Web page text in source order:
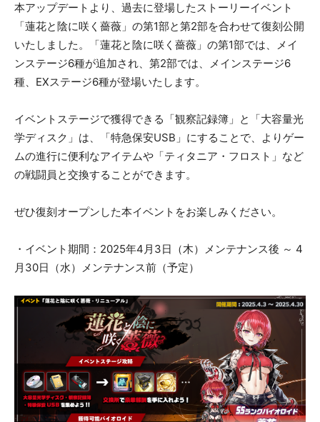
​本アップデートより、過去に登場したストーリーイベント
「蓮花と陰に咲く薔薇」の第1部と第2部を合わせて復刻公開
いたしました。「蓮花と陰に咲く薔薇」の第1部では、メイ
ンステージ6種が追加され、第2部では、メインステージ6
種、EXステージ6種が登場いたします。
イベントステージで獲得できる「観察記録簿」と「大容量光
学ディスク」は、「特急保安USB」にすることで、よりゲー
ムの進行に便利なアイテムや「ティタニア・フロスト」など
の戦闘員と交換することができます。
ぜひ復刻オープンした本イベントをお楽しみください。
・イベント期間：2025年4月3日（木）メンテナンス後 ～ 4
月30日（水）メンテナンス前（予定）